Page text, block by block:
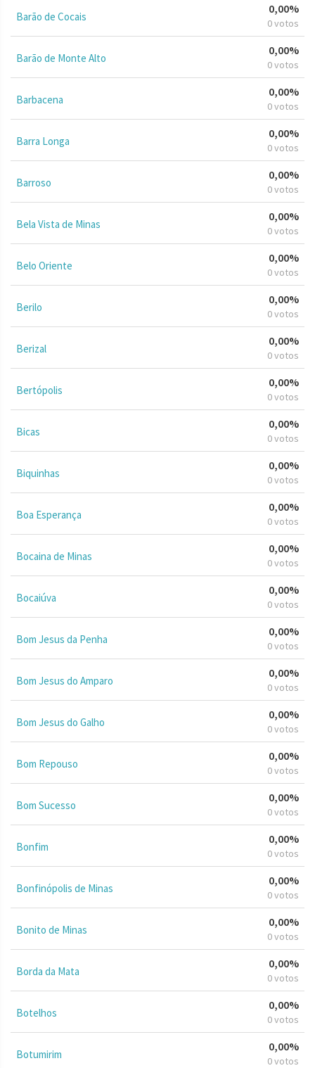
Barão de Cocais
0,00%
0 votos
Barão de Monte Alto
0,00%
0 votos
Barbacena
0,00%
0 votos
Barra Longa
0,00%
0 votos
Barroso
0,00%
0 votos
Bela Vista de Minas
0,00%
0 votos
Belo Oriente
0,00%
0 votos
Berilo
0,00%
0 votos
Berizal
0,00%
0 votos
Bertópolis
0,00%
0 votos
Bicas
0,00%
0 votos
Biquinhas
0,00%
0 votos
Boa Esperança
0,00%
0 votos
Bocaina de Minas
0,00%
0 votos
Bocaiúva
0,00%
0 votos
Bom Jesus da Penha
0,00%
0 votos
Bom Jesus do Amparo
0,00%
0 votos
Bom Jesus do Galho
0,00%
0 votos
Bom Repouso
0,00%
0 votos
Bom Sucesso
0,00%
0 votos
Bonfim
0,00%
0 votos
Bonfinópolis de Minas
0,00%
0 votos
Bonito de Minas
0,00%
0 votos
Borda da Mata
0,00%
0 votos
Botelhos
0,00%
0 votos
Botumirim
0,00%
0 votos